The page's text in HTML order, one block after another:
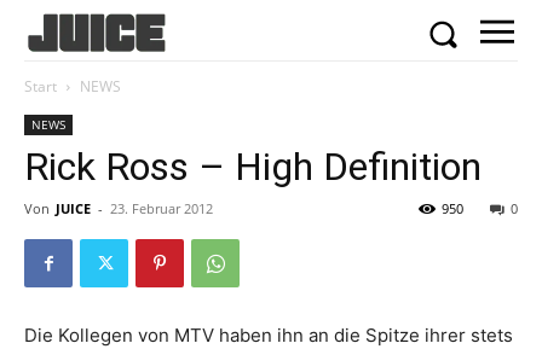
Start NEWS
NEWS
Rick Ross – High Definition
Von JUICE - 23. Februar 2012 0
950
Die Kollegen von MTV haben ihn an die Spitze ihrer stets